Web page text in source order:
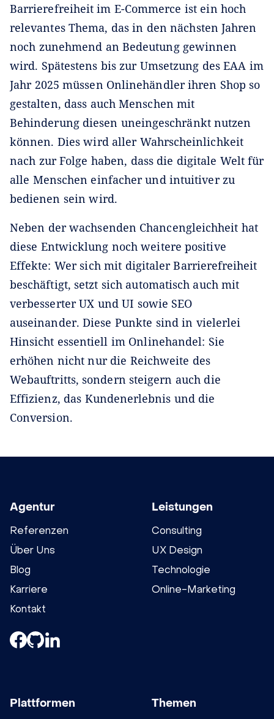
Barrierefreiheit im E-Commerce ist ein hoch
relevantes Thema, das in den nächsten Jahren
noch zunehmend an Bedeutung gewinnen
wird. Spätestens bis zur Umsetzung des EAA im
Jahr 2025 müssen Onlinehändler ihren Shop so
gestalten, dass auch Menschen mit
Behinderung diesen uneingeschränkt nutzen
können. Dies wird aller Wahrscheinlichkeit
nach zur Folge haben, dass die digitale Welt für
alle Menschen einfacher und intuitiver zu
bedienen sein wird.
Neben der wachsenden Chancengleichheit hat
diese Entwicklung noch weitere positive
Effekte: Wer sich mit digitaler Barrierefreiheit
beschäftigt, setzt sich automatisch auch mit
verbesserter UX und UI sowie SEO
auseinander. Diese Punkte sind in vielerlei
Hinsicht essentiell im Onlinehandel: Sie
erhöhen nicht nur die Reichweite des
Webauftritts, sondern steigern auch die
Effizienz, das Kundenerlebnis und die
Conversion.
Agentur
Referenzen
Über Uns
Blog
Karriere
Kontakt
Leistungen
Consulting
UX Design
Technologie
Online-Marketing
Plattformen Themen